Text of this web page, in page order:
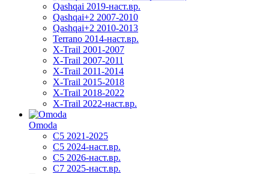
Qashqai 2019-наст.вр.
Qashqai+2 2007-2010
Qashqai+2 2010-2013
Terrano 2014-наст.вр.
X-Trail 2001-2007
X-Trail 2007-2011
X-Trail 2011-2014
X-Trail 2015-2018
X-Trail 2018-2022
X-Trail 2022-наст.вр.
Omoda
C5 2021-2025
C5 2024-наст.вр.
C5 2026-наст.вр.
C7 2025-наст.вр.